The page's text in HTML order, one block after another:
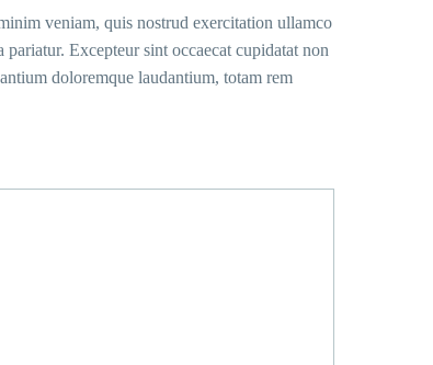
veniam, quis nostrud exercitation ullamco
Excepteur sint occaecat cupidatat non
doloremque laudantium, totam rem